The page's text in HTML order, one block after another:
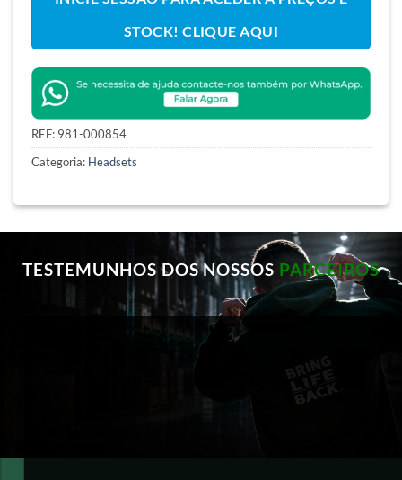
STOCK! CLIQUE AQUI
REF: 981-000854
Categoria: Headsets
TESTEMUNHOS DOS NOSSOS PARCEIROS